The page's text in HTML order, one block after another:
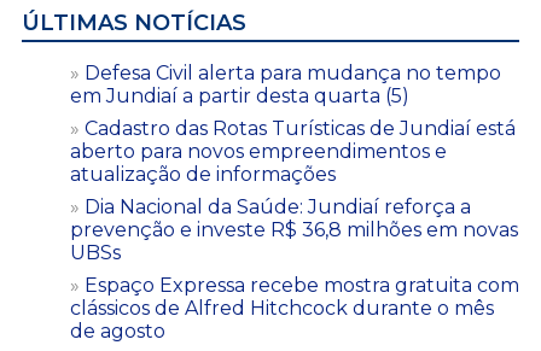
ÚLTIMAS NOTÍCIAS
Defesa Civil alerta para mudança no tempo
em Jundiaí a partir desta quarta (5)
Cadastro das Rotas Turísticas de Jundiaí está
aberto para novos empreendimentos e
atualização de informações
Dia Nacional da Saúde: Jundiaí reforça a
prevenção e investe R$ 36,8 milhões em novas
UBSs
Espaço Expressa recebe mostra gratuita com
clássicos de Alfred Hitchcock durante o mês
de agosto